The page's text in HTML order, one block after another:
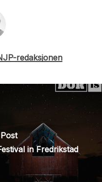
redaksjonen
in Fredrikstad